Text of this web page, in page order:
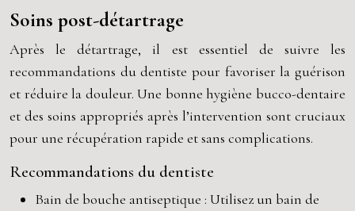
Soins post-détartrage
Après le détartrage, il est essentiel de suivre les
recommandations du dentiste pour favoriser la guérison
et réduire la douleur. Une bonne hygiène bucco-dentaire
et des soins appropriés après l’intervention sont cruciaux
pour une récupération rapide et sans complications.
Recommandations du dentiste
Bain de bouche antiseptique : Utilisez un bain de